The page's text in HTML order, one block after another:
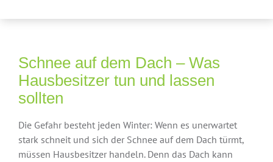
Investments
Finanzierung
Altersvorsorge
Absicherungen
Schnee auf dem Dach – Was
Hausbesitzer tun und lassen
sollten
Die Gefahr besteht jeden Winter: Wenn es unerwartet
stark schneit und sich der Schnee auf dem Dach türmt,
müssen Hausbesitzer handeln. Denn das Dach kann